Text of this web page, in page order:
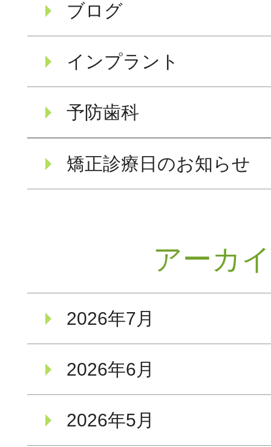
ブログ
インプラント
予防歯科
矯正診療日のお知らせ
アーカ
2026年7月
2026年6月
2026年5月